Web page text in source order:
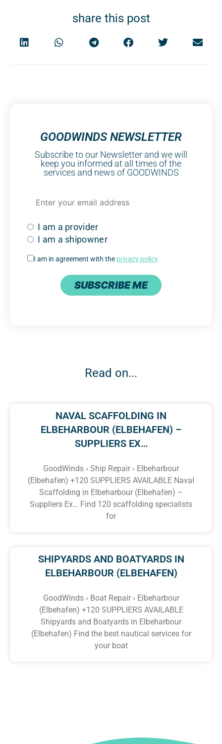
share this post
GOODWINDS NEWSLETTER
Subscribe to our Newsletter and we will
keep you informed at all times of the
services and news of GOODWINDS
I am a provider
I am a shipowner
I am in agreement with the privacy policy
SUBSCRIBE ME
Read on...
NAVAL SCAFFOLDING IN
ELBEHARBOUR (ELBEHAFEN) –
SUPPLIERS EX…
GoodWinds › Ship Repair › Elbeharbour
(Elbehafen) +120 SUPPLIERS AVAILABLE Naval
Scaffolding in Elbeharbour (Elbehafen) –
Suppliers Ex… Find 120 scaffolding specialists
for
SHIPYARDS AND BOATYARDS IN
ELBEHARBOUR (ELBEHAFEN)
GoodWinds › Boat Repair › Elbeharbour
(Elbehafen) +120 SUPPLIERS AVAILABLE
Shipyards and Boatyards in Elbeharbour
(Elbehafen) Find the best nautical services for
your boat